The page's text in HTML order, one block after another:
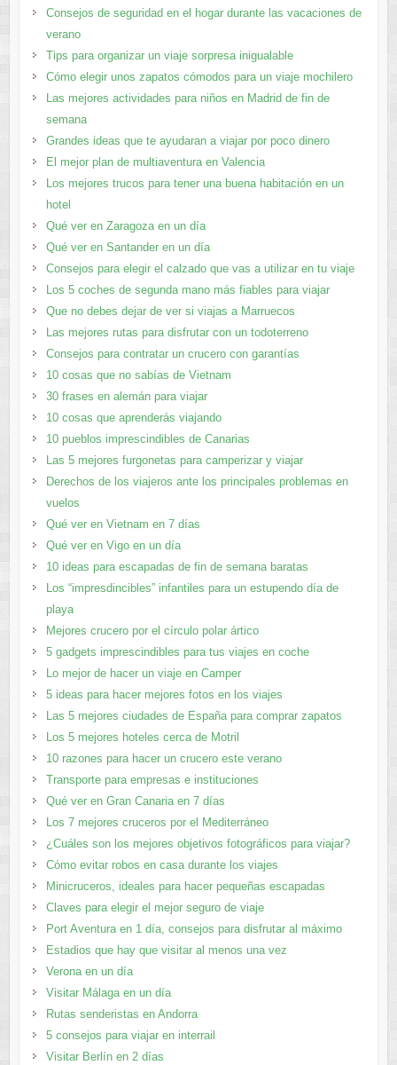
Consejos de seguridad en el hogar durante las vacaciones de
verano
Tips para organizar un viaje sorpresa inigualable
Cómo elegir unos zapatos cómodos para un viaje mochilero
Las mejores actividades para niños en Madrid de fin de
semana
Grandes ideas que te ayudaran a viajar por poco dinero
El mejor plan de multiaventura en Valencia
Los mejores trucos para tener una buena habitación en un
hotel
Qué ver en Zaragoza en un día
Qué ver en Santander en un día
Consejos para elegir el calzado que vas a utilizar en tu viaje
Los 5 coches de segunda mano más fiables para viajar
Que no debes dejar de ver si viajas a Marruecos
Las mejores rutas para disfrutar con un todoterreno
Consejos para contratar un crucero con garantías
10 cosas que no sabías de Vietnam
30 frases en alemán para viajar
10 cosas que aprenderás viajando
10 pueblos imprescindibles de Canarias
Las 5 mejores furgonetas para camperizar y viajar
Derechos de los viajeros ante los principales problemas en
vuelos
Qué ver en Vietnam en 7 días
Qué ver en Vigo en un día
10 ideas para escapadas de fin de semana baratas
Los “impresdincibles” infantiles para un estupendo día de
playa
Mejores crucero por el círculo polar ártico
5 gadgets imprescindibles para tus viajes en coche
Lo mejor de hacer un viaje en Camper
5 ideas para hacer mejores fotos en los viajes
Las 5 mejores ciudades de España para comprar zapatos
Los 5 mejores hoteles cerca de Motril
10 razones para hacer un crucero este verano
Transporte para empresas e instituciones
Qué ver en Gran Canaria en 7 días
Los 7 mejores cruceros por el Mediterráneo
¿Cuáles son los mejores objetivos fotográficos para viajar?
Cómo evitar robos en casa durante los viajes
Minicruceros, ideales para hacer pequeñas escapadas
Claves para elegir el mejor seguro de viaje
Port Aventura en 1 día, consejos para disfrutar al máximo
Estadios que hay que visitar al menos una vez
Verona en un día
Visitar Málaga en un día
Rutas senderistas en Andorra
5 consejos para viajar en interrail
Visitar Berlín en 2 días